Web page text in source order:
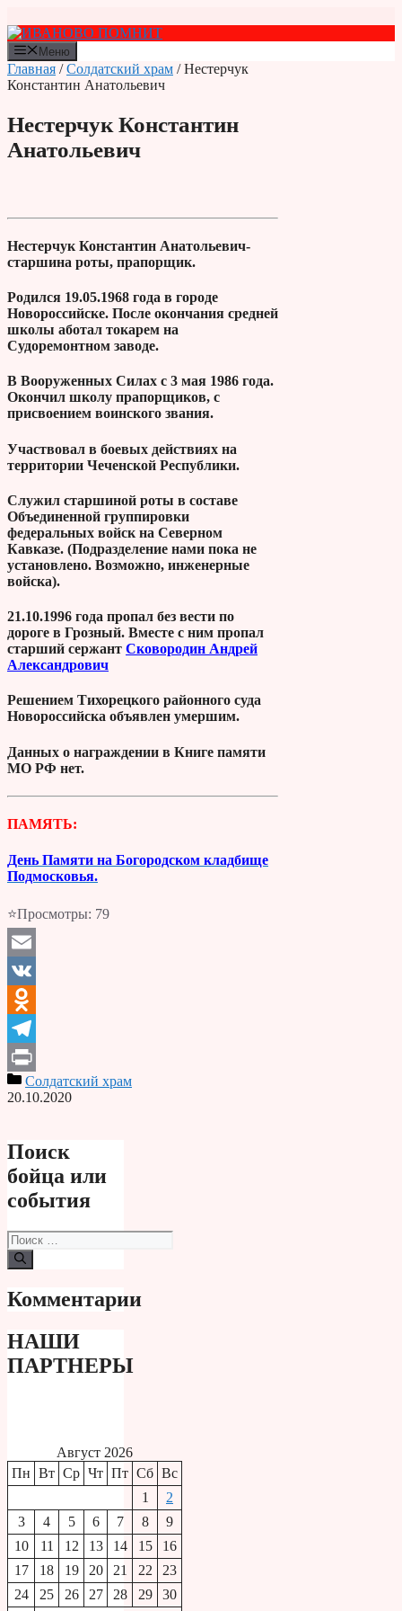
к
содержимому
Меню
Главная /Солдатский храм / Нестерчук
Константин Анатольевич
Нестерчук Константин
Анатольевич
Нестерчук Константин Анатольевич-
старшина роты, прапорщик.
Родился 19.05.1968 года в городе
Новороссийске. После окончания средней
школы аботал токарем на
Судоремонтном заводе.
В Вооруженных Силах с 3 мая 1986 года.
Окончил школу прапорщиков, с
присвоением воинского звания.
Участвовал в боевых действиях на
территории Чеченской Республики.
Служил старшиной роты в составе
Объединенной группировки
федеральных войск на Северном
Кавказе. (Подразделение нами пока не
установлено. Возможно, инженерные
войска).
21.10.1996 года пропал без вести по
дороге в Грозный. Вместе с ним пропал
старший сержант Сковородин Андрей
Александрович
Решением Тихорецкого районного суда
Новороссийска объявлен умершим.
Данных о награждении в Книге памяти
МО РФ нет.
ПАМЯТЬ:
День Памяти на Богородском кладбище
Подмосковья.
⭐Просмотры: 79
Email
VK
Odnoklassniki
Telegram
PrintСолдатский храм
20.10.2020
Поиск
бойца или
события
Поиск:
Комментарии
НАШИ
ПАРТНЕРЫ
Август 2026
Пн Вт Ср Чт Пт Сб Вс
1
2
3
4 5 6 7 8
9
10
11 12 13 14 15
16
17
18 19 20 21 22
23
24
25 26 27 28 29
30